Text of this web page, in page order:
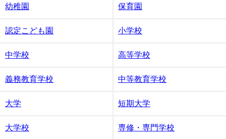
幼稚園 保育園
認定こども園 小学校
中学校 高等学校
義務教育学校 中等教育学校
大学 短期大学
大学校 専修・専門学校